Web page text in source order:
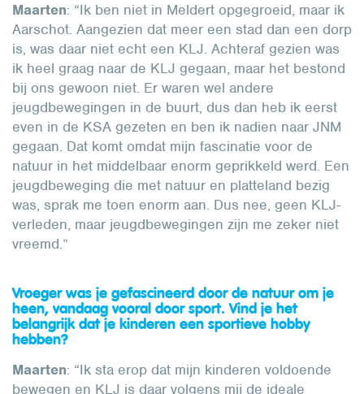
Maarten: “Ik ben niet in Meldert opgegroeid, maar ik
Aarschot. Aangezien dat meer een stad dan een dorp
is, was daar niet echt een KLJ. Achteraf gezien was
ik heel graag naar de KLJ gegaan, maar het bestond
bij ons gewoon niet. Er waren wel andere
jeugdbewegingen in de buurt, dus dan heb ik eerst
even in de KSA gezeten en ben ik nadien naar JNM
gegaan. Dat komt omdat mijn fascinatie voor de
natuur in het middelbaar enorm geprikkeld werd. Een
jeugdbeweging die met natuur en platteland bezig
was, sprak me toen enorm aan. Dus nee, geen KLJ-
verleden, maar jeugdbewegingen zijn me zeker niet
vreemd.”
Vroeger was je gefascineerd door de natuur om je
heen, vandaag vooral door sport. Vind je het
belangrijk dat je kinderen een sportieve hobby
hebben?
Maarten: “Ik sta erop dat mijn kinderen voldoende
bewegen en KLJ is daar volgens mij de ideale